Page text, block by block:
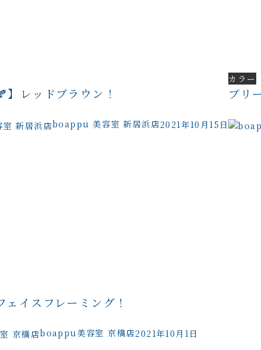
】レッドブラウン！
2021年10月15日
boappu 美容室 新居浜店
カラー
ブリ
ェイスフレーミング！
2021年10月1日
boappu美容室 京橋店